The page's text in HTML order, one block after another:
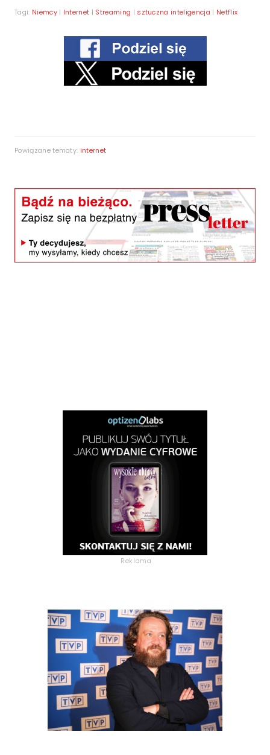
Tagi: Niemcy| Internet | Streaming | sztuczna inteligencja | Netflix
Powiązane tematy: internet
Reklama